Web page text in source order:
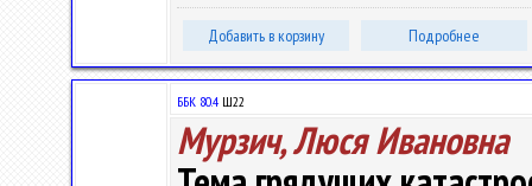
Добавить в корзину Подробнее
ББК 80.4 Ш22
Мурзич, Люся Ивановна